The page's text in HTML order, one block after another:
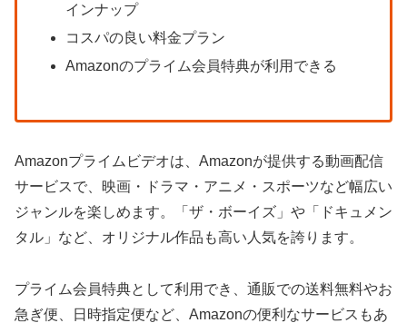
インナップ
コスパの良い料金プラン
Amazonのプライム会員特典が利用できる
Amazonプライムビデオは、Amazonが提供する動画配信
サービスで、映画・ドラマ・アニメ・スポーツなど幅広い
ジャンルを楽しめます。「ザ・ボーイズ」や「ドキュメン
タル」など、オリジナル作品も高い人気を誇ります。
プライム会員特典として利用でき、通販での送料無料やお
急ぎ便、日時指定便など、Amazonの便利なサービスもあ